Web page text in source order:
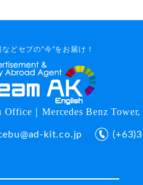
どセブの”今”をお届け！
Office｜Mercedes Benz
kit.co.jp